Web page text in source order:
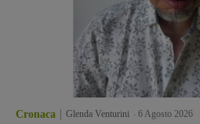
Cronaca Glenda Venturini 6 Agosto 2026